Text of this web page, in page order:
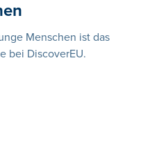
Menschen ist das
bei DiscoverEU.